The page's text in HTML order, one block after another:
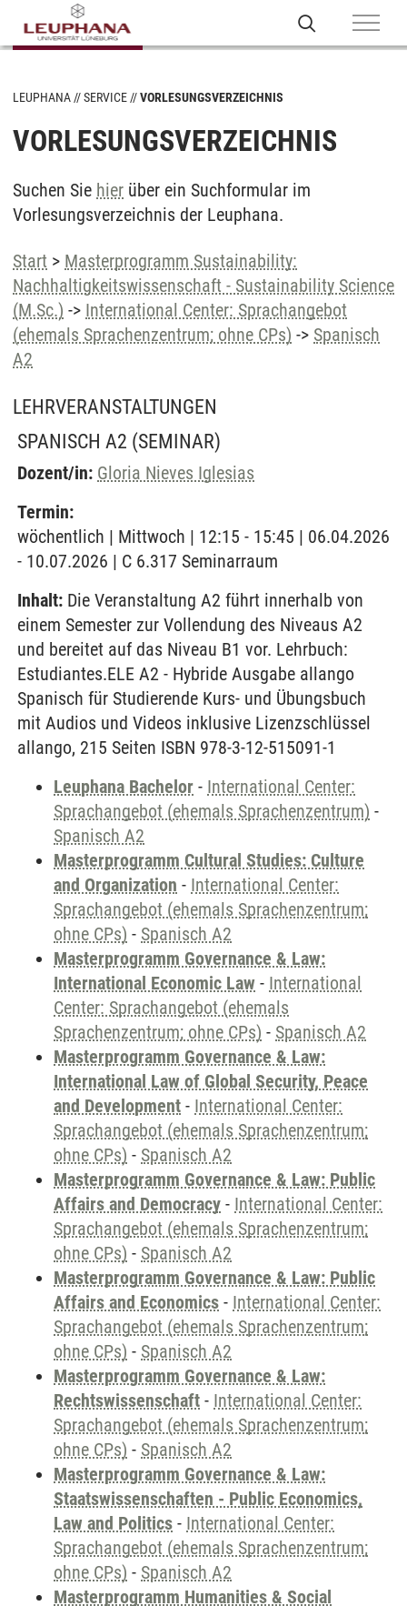
LEUPHANA SERVICE VORLESUNGSVERZEICHNIS
VORLESUNGSVERZEICHNIS
Suchen Sie hier über ein Suchformular im
Vorlesungsverzeichnis der Leuphana.
Start > Masterprogramm Sustainability:
Nachhaltigkeitswissenschaft - Sustainability Science
(M.Sc.) -> International Center: Sprachangebot
(ehemals Sprachenzentrum; ohne CPs) -> Spanisch
A2
LEHRVERANSTALTUNGEN
SPANISCH A2 (SEMINAR)
Dozent/in: Gloria Nieves Iglesias
Termin:
wöchentlich | Mittwoch | 12:15 - 15:45 | 06.04.2026
- 10.07.2026 | C 6.317 Seminarraum
Inhalt: Die Veranstaltung A2 führt innerhalb von
einem Semester zur Vollendung des Niveaus A2
und bereitet auf das Niveau B1 vor. Lehrbuch:
Estudiantes.ELE A2 - Hybride Ausgabe allango
Spanisch für Studierende Kurs- und Übungsbuch
mit Audios und Videos inklusive Lizenzschlüssel
allango, 215 Seiten ISBN 978-3-12-515091-1
Leuphana Bachelor - International Center:
Sprachangebot (ehemals Sprachenzentrum) -
Spanisch A2
Masterprogramm Cultural Studies: Culture
and Organization - International Center:
Sprachangebot (ehemals Sprachenzentrum;
ohne CPs) - Spanisch A2
Masterprogramm Governance & Law:
International Economic Law - International
Center: Sprachangebot (ehemals
Sprachenzentrum; ohne CPs) - Spanisch A2
Masterprogramm Governance & Law:
International Law of Global Security, Peace
and Development - International Center:
Sprachangebot (ehemals Sprachenzentrum;
ohne CPs) - Spanisch A2
Masterprogramm Governance & Law: Public
Affairs and Democracy - International Center:
Sprachangebot (ehemals Sprachenzentrum;
ohne CPs) - Spanisch A2
Masterprogramm Governance & Law: Public
Affairs and Economics - International Center:
Sprachangebot (ehemals Sprachenzentrum;
ohne CPs) - Spanisch A2
Masterprogramm Governance & Law:
Rechtswissenschaft - International Center:
Sprachangebot (ehemals Sprachenzentrum;
ohne CPs) - Spanisch A2
Masterprogramm Governance & Law:
Staatswissenschaften - Public Economics,
Law and Politics - International Center:
Sprachangebot (ehemals Sprachenzentrum;
ohne CPs) - Spanisch A2
Masterprogramm Humanities & Social